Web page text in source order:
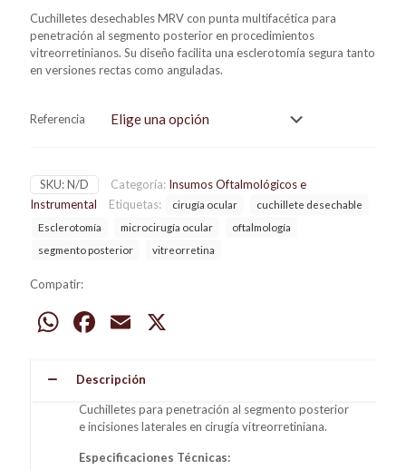
Cuchilletes desechables MRV con punta multifacética para
penetración al segmento posterior en procedimientos
vitreorretinianos. Su diseño facilita una esclerotomía segura tanto
en versiones rectas como anguladas.
Referencia
SKU:N/D Categoría: Insumos Oftalmológicos e
Instrumental
Etiquetas: cirugía ocular
cuchillete desechable
Esclerotomía
microcirugía ocular
oftalmología
segmento posterior
vitreorretina
Compatir:
WhatsApp
Facebook
Email
Descripción
Cuchilletes para penetración al segmento posterior
e incisiones laterales en cirugía vitreorretiniana.
Especificaciones Técnicas: